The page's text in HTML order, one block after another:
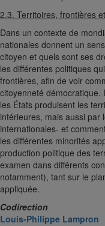
2.3. Territoires, frontières
Dans un contexte de
nationales donnent un
citoyen et quels sont ses
les différentes politiques
frontières, afin de voir
citoyenneté démocratique.
les États produisent les
intérieures, mais aussi par
internationales- et
les différentes minorités
production politique des
examen dans différents
notamment), tant sur le
appliquée.
Codirection
Louis-Philippe Lampron